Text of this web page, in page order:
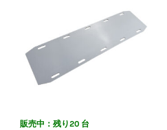
販売中：残り20 台